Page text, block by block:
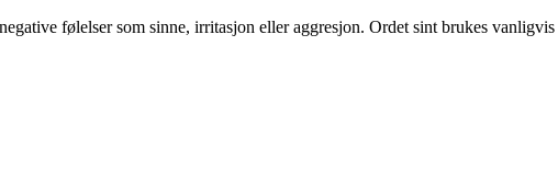
følelser som sinne, irritasjon eller aggresjon. Ordet sint brukes vanligvis